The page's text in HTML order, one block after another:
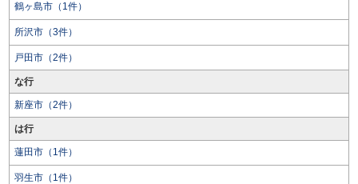
鶴ヶ島市（1件）
所沢市（3件）
戸田市（2件）
な行
新座市（2件）
は行
蓮田市（1件）
羽生市（1件）